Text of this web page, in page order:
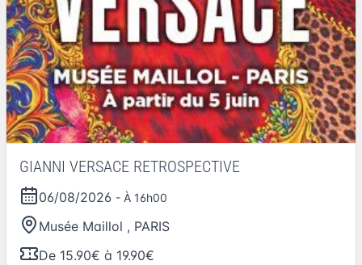
GIANNI VERSACE RETROSPECTIVE
06/08/2026 - À 16h00
Musée Maillol , PARIS
De 15.90€ à 19.90€